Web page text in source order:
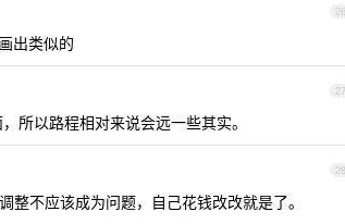
26
出类似的
27
所以路程相对来说会远一些其实。
28
不应该成为问题，自己花钱改改就是了。